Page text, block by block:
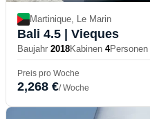
Martinique, Le Marin
Bali 4.5 | Vieques
Baujahr 2018Kabinen 4Personen
Preis pro Woche
2,268 €/ Woche